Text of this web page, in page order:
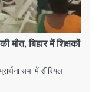
बिहार में शिक्षकों
सभा में सीरियल